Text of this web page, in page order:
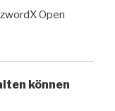
Open
können